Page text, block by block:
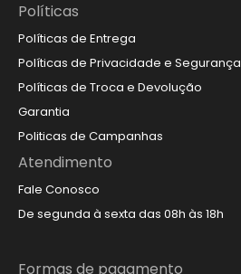
Políticas
Políticas de Entrega
Políticas de Privacidade e Segurança
Políticas de Troca e Devolução
Garantia
Politicas de Campanhas
Atendimento
Fale Conosco
De segunda à sexta das 08h às 18h
Formas de pagamento